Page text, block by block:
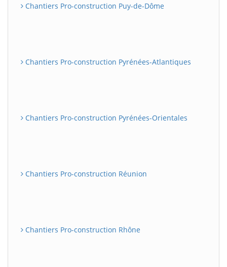
Chantiers Pro-construction Puy-de-Dôme
Chantiers Pro-construction Pyrénées-Atlantiques
Chantiers Pro-construction Pyrénées-Orientales
Chantiers Pro-construction Réunion
Chantiers Pro-construction Rhône